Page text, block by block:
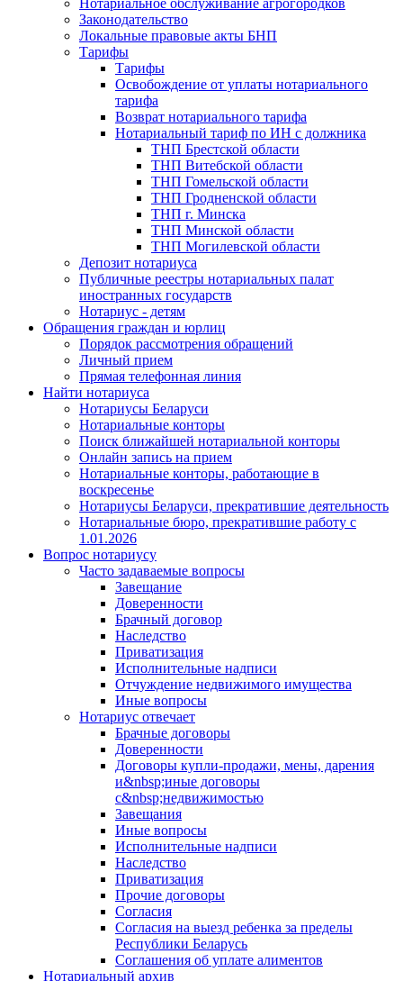
Нотариальное обслуживание агрогородков
Законодательство
Локальные правовые акты БНП
Тарифы
Тарифы
Освобождение от уплаты нотариального
тарифа
Возврат нотариального тарифа
Нотариальный тариф по ИН с должника
ТНП Брестской области
ТНП Витебской области
ТНП Гомельской области
ТНП Гродненской области
ТНП г. Минска
ТНП Минской области
ТНП Могилевской области
Депозит нотариуса
Публичные реестры нотариальных палат
иностранных государств
Нотариус - детям
Обращения граждан и юрлиц
Порядок рассмотрения обращений
Личный прием
Прямая телефонная линия
Найти нотариуса
Нотариусы Беларуси
Нотариальные конторы
Поиск ближайшей нотариальной конторы
Онлайн запись на прием
Нотариальные конторы, работающие в
воскресенье
Нотариусы Беларуси, прекратившие деятельность
Нотариальные бюро, прекратившие работу с
1.01.2026
Вопрос нотариусу
Часто задаваемые вопросы
Завещание
Доверенности
Брачный договор
Наследство
Приватизация
Исполнительные надписи
Отчуждение недвижимого имущества
Иные вопросы
Нотариус отвечает
Брачные договоры
Доверенности
Договоры купли-продажи, мены, дарения
и&nbsp;иные договоры
с&nbsp;недвижимостью
Завещания
Иные вопросы
Исполнительные надписи
Наследство
Приватизация
Прочие договоры
Согласия
Согласия на выезд ребенка за пределы
Республики Беларусь
Соглашения об уплате алиментов
Нотариальный архив